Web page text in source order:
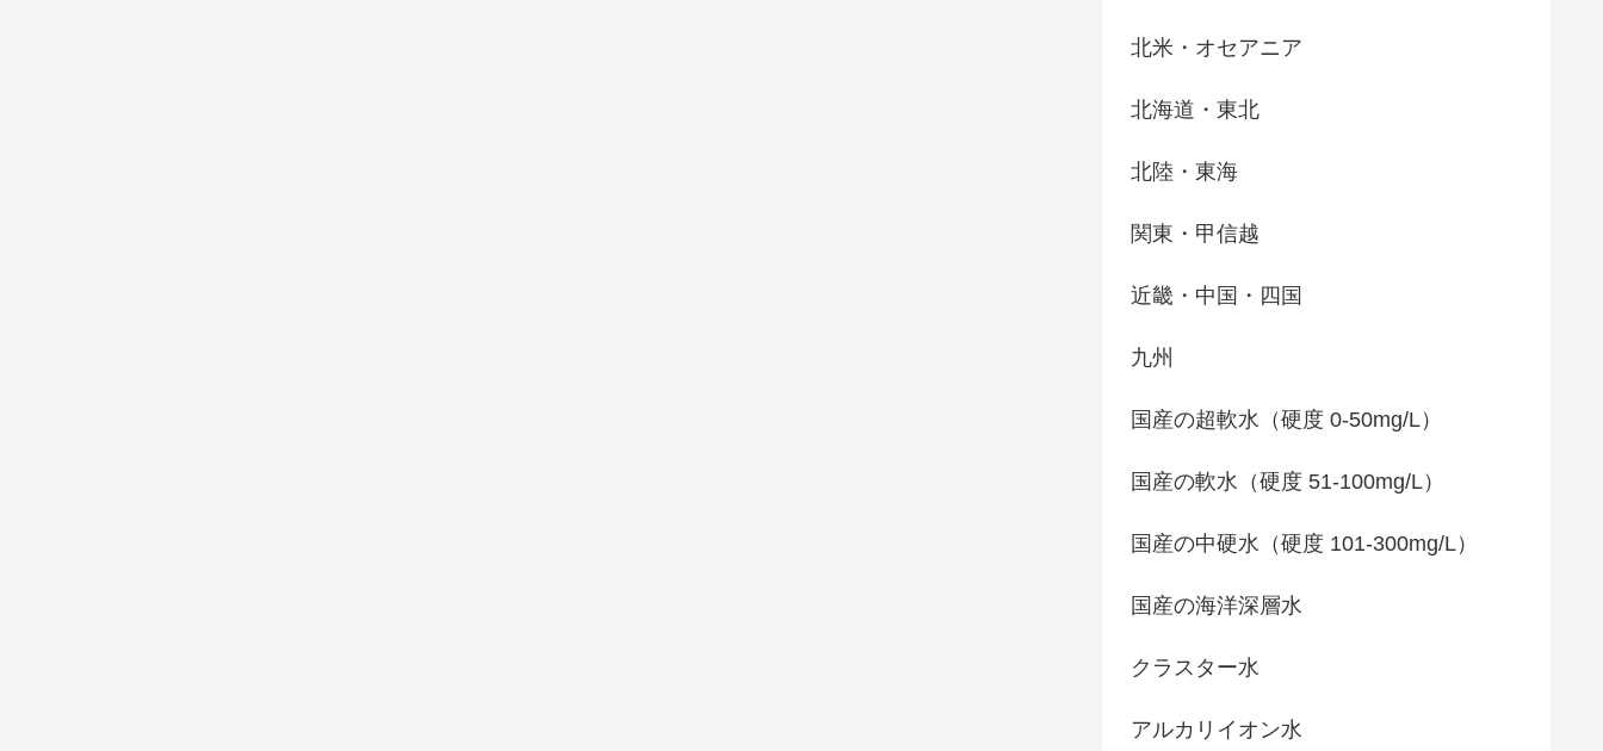
北米・オセアニア
北海道・東北
北陸・東海
関東・甲信越
近畿・中国・四国
九州
国産の超軟水（硬度 0-50mg/L）
国産の軟水（硬度 51-100mg/L）
国産の中硬水（硬度 101-300mg/L）
国産の海洋深層水
クラスター水
アルカリイオン水